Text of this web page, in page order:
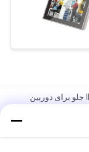
پنل لمسی Hmi صنعتی بدون فن 12.1 اینچی IP65 جلو برای دوربین